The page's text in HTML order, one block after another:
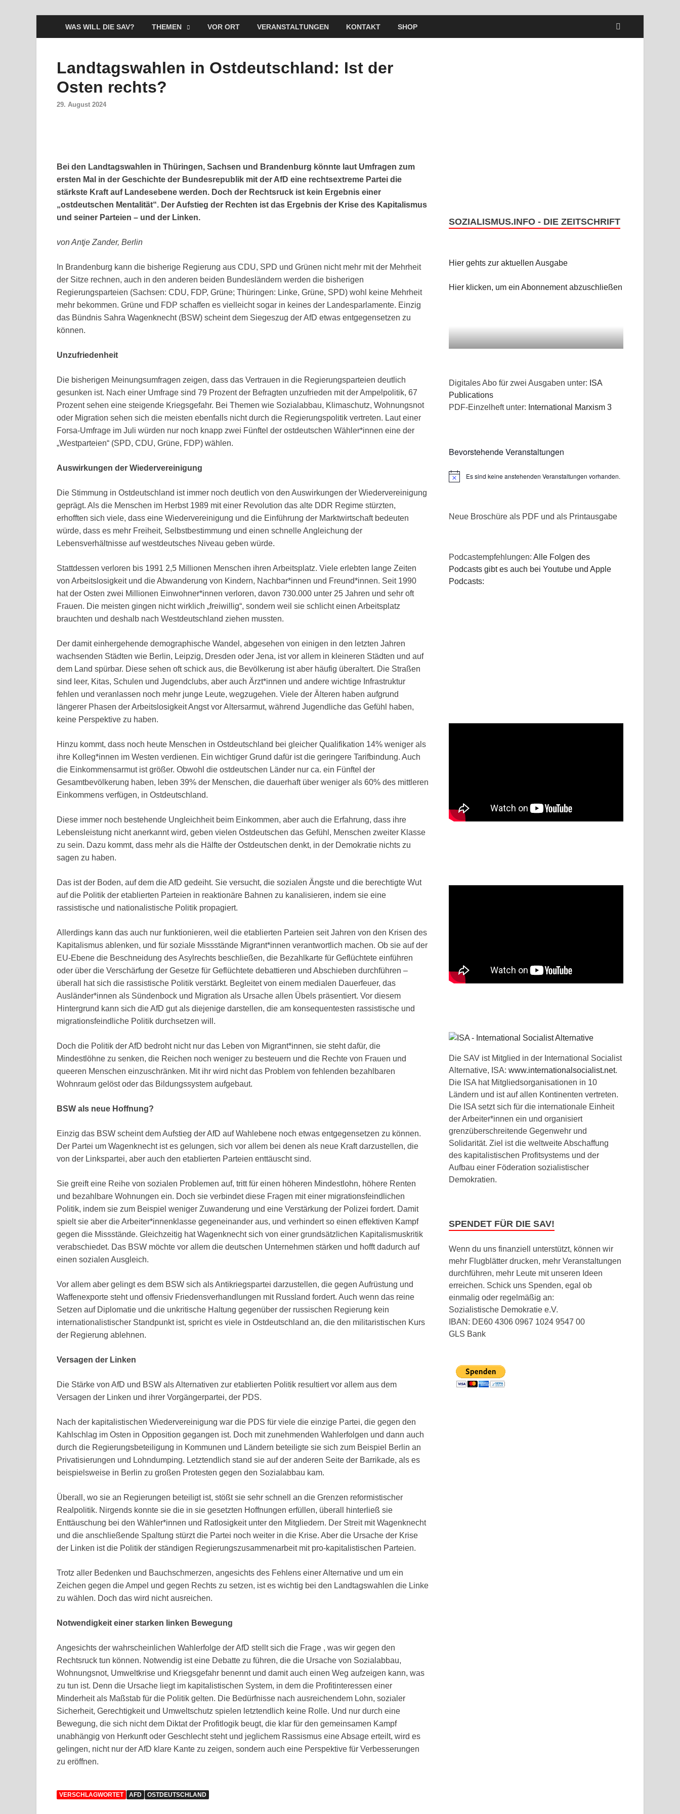
WAS WILL DIE SAV? THEMEN VOR ORT VERANSTALTUNGEN KONTAKT SHOP
Landtagswahlen in Ostdeutschland: Ist der
Osten rechts?
29. August 2024
Bei den Landtagswahlen in Thüringen, Sachsen und Brandenburg könnte laut Umfragen zum
ersten Mal in der Geschichte der Bundesrepublik mit der AfD eine rechtsextreme Partei die
stärkste Kraft auf Landesebene werden. Doch der Rechtsruck ist kein Ergebnis einer
„ostdeutschen Mentalität“. Der Aufstieg der Rechten ist das Ergebnis der Krise des Kapitalismus
und seiner Parteien – und der Linken.
von Antje Zander, Berlin
In Brandenburg kann die bisherige Regierung aus CDU, SPD und Grünen nicht mehr mit der Mehrheit
der Sitze rechnen, auch in den anderen beiden Bundesländern werden die bisherigen
Regierungsparteien (Sachsen: CDU, FDP, Grüne; Thüringen: Linke, Grüne, SPD) wohl keine Mehrheit
mehr bekommen. Grüne und FDP schaffen es vielleicht sogar in keines der Landesparlamente. Einzig
das Bündnis Sahra Wagenknecht (BSW) scheint dem Siegeszug der AfD etwas entgegensetzen zu
können.
Unzufriedenheit
Die bisherigen Meinungsumfragen zeigen, dass das Vertrauen in die Regierungsparteien deutlich
gesunken ist. Nach einer Umfrage sind 79 Prozent der Befragten unzufrieden mit der Ampelpolitik, 67
Prozent sehen eine steigende Kriegsgefahr. Bei Themen wie Sozialabbau, Klimaschutz, Wohnungsnot
oder Migration sehen sich die meisten ebenfalls nicht durch die Regierungspolitik vertreten. Laut einer
Forsa-Umfrage im Juli würden nur noch knapp zwei Fünftel der ostdeutschen Wähler*innen eine der
„Westparteien“ (SPD, CDU, Grüne, FDP) wählen.
Auswirkungen der Wiedervereinigung
Die Stimmung in Ostdeutschland ist immer noch deutlich von den Auswirkungen der Wiedervereinigung
geprägt. Als die Menschen im Herbst 1989 mit einer Revolution das alte DDR Regime stürzten,
erhofften sich viele, dass eine Wiedervereinigung und die Einführung der Marktwirtschaft bedeuten
würde, dass es mehr Freiheit, Selbstbestimmung und einen schnelle Angleichung der
Lebensverhältnisse auf westdeutsches Niveau geben würde.
Stattdessen verloren bis 1991 2,5 Millionen Menschen ihren Arbeitsplatz. Viele erlebten lange Zeiten
von Arbeitslosigkeit und die Abwanderung von Kindern, Nachbar*innen und Freund*innen. Seit 1990
hat der Osten zwei Millionen Einwohner*innen verloren, davon 730.000 unter 25 Jahren und sehr oft
Frauen. Die meisten gingen nicht wirklich „freiwillig“, sondern weil sie schlicht einen Arbeitsplatz
brauchten und deshalb nach Westdeutschland ziehen mussten.
Der damit einhergehende demographische Wandel, abgesehen von einigen in den letzten Jahren
wachsenden Städten wie Berlin, Leipzig, Dresden oder Jena, ist vor allem in kleineren Städten und auf
dem Land spürbar. Diese sehen oft schick aus, die Bevölkerung ist aber häufig überaltert. Die Straßen
sind leer, Kitas, Schulen und Jugendclubs, aber auch Ärzt*innen und andere wichtige Infrastruktur
fehlen und veranlassen noch mehr junge Leute, wegzugehen. Viele der Älteren haben aufgrund
längerer Phasen der Arbeitslosigkeit Angst vor Altersarmut, während Jugendliche das Gefühl haben,
keine Perspektive zu haben.
Hinzu kommt, dass noch heute Menschen in Ostdeutschland bei gleicher Qualifikation 14% weniger als
ihre Kolleg*innen im Westen verdienen. Ein wichtiger Grund dafür ist die geringere Tarifbindung. Auch
die Einkommensarmut ist größer. Obwohl die ostdeutschen Länder nur ca. ein Fünftel der
Gesamtbevölkerung haben, leben 39% der Menschen, die dauerhaft über weniger als 60% des mittleren
Einkommens verfügen, in Ostdeutschland.
Diese immer noch bestehende Ungleichheit beim Einkommen, aber auch die Erfahrung, dass ihre
Lebensleistung nicht anerkannt wird, geben vielen Ostdeutschen das Gefühl, Menschen zweiter Klasse
zu sein. Dazu kommt, dass mehr als die Hälfte der Ostdeutschen denkt, in der Demokratie nichts zu
sagen zu haben.
Das ist der Boden, auf dem die AfD gedeiht. Sie versucht, die sozialen Ängste und die berechtigte Wut
auf die Politik der etablierten Parteien in reaktionäre Bahnen zu kanalisieren, indem sie eine
rassistische und nationalistische Politik propagiert.
Allerdings kann das auch nur funktionieren, weil die etablierten Parteien seit Jahren von den Krisen des
Kapitalismus ablenken, und für soziale Missstände Migrant*innen verantwortlich machen. Ob sie auf der
EU-Ebene die Beschneidung des Asylrechts beschließen, die Bezahlkarte für Geflüchtete einführen
oder über die Verschärfung der Gesetze für Geflüchtete debattieren und Abschieben durchführen –
überall hat sich die rassistische Politik verstärkt. Begleitet von einem medialen Dauerfeuer, das
Ausländer*innen als Sündenbock und Migration als Ursache allen Übels präsentiert. Vor diesem
Hintergrund kann sich die AfD gut als diejenige darstellen, die am konsequentesten rassistische und
migrationsfeindliche Politik durchsetzen will.
Doch die Politik der AfD bedroht nicht nur das Leben von Migrant*innen, sie steht dafür, die
Mindestlöhne zu senken, die Reichen noch weniger zu besteuern und die Rechte von Frauen und
queeren Menschen einzuschränken. Mit ihr wird nicht das Problem von fehlenden bezahlbaren
Wohnraum gelöst oder das Bildungssystem aufgebaut.
BSW als neue Hoffnung?
Einzig das BSW scheint dem Aufstieg der AfD auf Wahlebene noch etwas entgegensetzen zu können.
Der Partei um Wagenknecht ist es gelungen, sich vor allem bei denen als neue Kraft darzustellen, die
von der Linkspartei, aber auch den etablierten Parteien enttäuscht sind.
Sie greift eine Reihe von sozialen Problemen auf, tritt für einen höheren Mindestlohn, höhere Renten
und bezahlbare Wohnungen ein. Doch sie verbindet diese Fragen mit einer migrationsfeindlichen
Politik, indem sie zum Beispiel weniger Zuwanderung und eine Verstärkung der Polizei fordert. Damit
spielt sie aber die Arbeiter*innenklasse gegeneinander aus, und verhindert so einen effektiven Kampf
gegen die Missstände. Gleichzeitig hat Wagenknecht sich von einer grundsätzlichen Kapitalismuskritik
verabschiedet. Das BSW möchte vor allem die deutschen Unternehmen stärken und hofft dadurch auf
einen sozialen Ausgleich.
Vor allem aber gelingt es dem BSW sich als Antikriegspartei darzustellen, die gegen Aufrüstung und
Waffenexporte steht und offensiv Friedensverhandlungen mit Russland fordert. Auch wenn das reine
Setzen auf Diplomatie und die unkritische Haltung gegenüber der russischen Regierung kein
internationalistischer Standpunkt ist, spricht es viele in Ostdeutschland an, die den militaristischen Kurs
der Regierung ablehnen.
Versagen der Linken
Die Stärke von AfD und BSW als Alternativen zur etablierten Politik resultiert vor allem aus dem
Versagen der Linken und ihrer Vorgängerpartei, der PDS.
Nach der kapitalistischen Wiedervereinigung war die PDS für viele die einzige Partei, die gegen den
Kahlschlag im Osten in Opposition gegangen ist. Doch mit zunehmenden Wahlerfolgen und dann auch
durch die Regierungsbeteiligung in Kommunen und Ländern beteiligte sie sich zum Beispiel Berlin an
Privatisierungen und Lohndumping. Letztendlich stand sie auf der anderen Seite der Barrikade, als es
beispielsweise in Berlin zu großen Protesten gegen den Sozialabbau kam.
Überall, wo sie an Regierungen beteiligt ist, stößt sie sehr schnell an die Grenzen reformistischer
Realpolitik. Nirgends konnte sie die in sie gesetzten Hoffnungen erfüllen, überall hinterließ sie
Enttäuschung bei den Wähler*innen und Ratlosigkeit unter den Mitgliedern. Der Streit mit Wagenknecht
und die anschließende Spaltung stürzt die Partei noch weiter in die Krise. Aber die Ursache der Krise
der Linken ist die Politik der ständigen Regierungszusammenarbeit mit pro-kapitalistischen Parteien.
Trotz aller Bedenken und Bauchschmerzen, angesichts des Fehlens einer Alternative und um ein
Zeichen gegen die Ampel und gegen Rechts zu setzen, ist es wichtig bei den Landtagswahlen die Linke
zu wählen. Doch das wird nicht ausreichen.
Notwendigkeit einer starken linken Bewegung
Angesichts der wahrscheinlichen Wahlerfolge der AfD stellt sich die Frage , was wir gegen den
Rechtsruck tun können. Notwendig ist eine Debatte zu führen, die die Ursache von Sozialabbau,
Wohnungsnot, Umweltkrise und Kriegsgefahr benennt und damit auch einen Weg aufzeigen kann, was
zu tun ist. Denn die Ursache liegt im kapitalistischen System, in dem die Profitinteressen einer
Minderheit als Maßstab für die Politik gelten. Die Bedürfnisse nach ausreichendem Lohn, sozialer
Sicherheit, Gerechtigkeit und Umweltschutz spielen letztendlich keine Rolle. Und nur durch eine
Bewegung, die sich nicht dem Diktat der Profitlogik beugt, die klar für den gemeinsamen Kampf
unabhängig von Herkunft oder Geschlecht steht und jeglichem Rassismus eine Absage erteilt, wird es
gelingen, nicht nur der AfD klare Kante zu zeigen, sondern auch eine Perspektive für Verbesserungen
zu eröffnen.
VERSCHLAGWORTET AFD OSTDEUTSCHLAND
SOZIALISMUS.INFO - DIE ZEITSCHRIFT
Hier gehts zur aktuellen Ausgabe
Hier klicken, um ein Abonnement abzuschließen
Digitales Abo für zwei Ausgaben unter: ISA
Publications
PDF-Einzelheft unter: International Marxism 3
Bevorstehende Veranstaltungen
HinweisEs sind keine anstehenden Veranstaltungen vorhanden.
Neue Broschüre als PDF und als Printausgabe
Podcastempfehlungen:Alle Folgen des
Podcasts gibt es auch bei Youtube und Apple
Podcasts:
Die SAV ist Mitglied in der International Socialist
Alternative, ISA:www.internationalsocialist.net.
Die ISA hat Mitgliedsorganisationen in 10
Ländern und ist auf allen Kontinenten vertreten.
Die ISA setzt sich für die internationale Einheit
der Arbeiter*innen ein und organisiert
grenzüberschreitende Gegenwehr und
Solidarität. Ziel ist die weltweite Abschaffung
des kapitalistischen Profitsystems und der
Aufbau einer Föderation sozialistischer
Demokratien.
SPENDET FÜR DIE SAV!
Wenn du uns finanziell unterstützt, können wir
mehr Flugblätter drucken, mehr Veranstaltungen
durchführen, mehr Leute mit unseren Ideen
erreichen. Schick uns Spenden, egal ob
einmalig oder regelmäßig an:
Sozialistische Demokratie e.V.
IBAN: DE60 4306 0967 1024 9547 00
GLS Bank